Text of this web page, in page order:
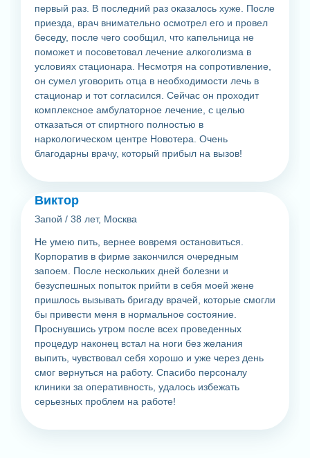
первый раз. В последний раз оказалось хуже. После
приезда, врач внимательно осмотрел его и провел
беседу, после чего сообщил, что капельница не
поможет и посоветовал лечение алкоголизма в
условиях стационара. Несмотря на сопротивление,
он сумел уговорить отца в необходимости лечь в
стационар и тот согласился. Сейчас он проходит
комплексное амбулаторное лечение, с целью
отказаться от спиртного полностью в
наркологическом центре Новотера. Очень
благодарны врачу, который прибыл на вызов!
Виктор
Запой / 38 лет, Москва
Не умею пить, вернее вовремя остановиться.
Корпоратив в фирме закончился очередным
запоем. После нескольких дней болезни и
безуспешных попыток прийти в себя моей жене
пришлось вызывать бригаду врачей, которые смогли
бы привести меня в нормальное состояние.
Проснувшись утром после всех проведенных
процедур наконец встал на ноги без желания
выпить, чувствовал себя хорошо и уже через день
смог вернуться на работу. Спасибо персоналу
клиники за оперативность, удалось избежать
серьезных проблем на работе!